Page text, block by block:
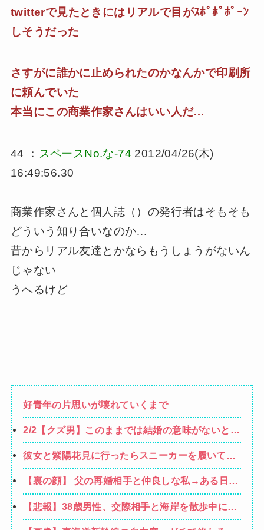
twitterで見たときにはリアルで目がｽﾎﾟﾎﾟﾎﾟｰﾝ
しそうだった
さすがに誰かに止められたのかなんかで印刷所
に頼んでいた
本当にこの商業作家さんはいい人だ…
44 ： スペースNo.な-74 2012/04/26(木)
16:49:56.30
商業作家さんと個人誌（）の発行者はそもそも
どういう知り合いなのか…
昔からリアル友達とかならもうしょうがないん
じゃない
うへるけど
好青年の片思いが壊れていくまで
2/2【クズ男】このままでは結婚の意味がないと言
われ離婚の危機。同居は嫌だ仕事も嫌だってあま
りにも我儘すぎないか？嫁の方が収入多いんだか
ら俺の代わりにバイクの借金返してくれ→
彼女と紫陽花見に行ったらスニーカーを履いてき
てた。普通かわいいぺたんこ靴とかじゃないの？
コーヒーや手作り菓子も持ってこないしさぁ…
【裏の顔】 父の再婚相手と仲良しな私→ある日、
私の帰宅に気付かない再婚相手「血繋がってない
のに大学費用出さなきゃいけないの腹立つわ…姑
だったら先に亡くなるのに笑」私「…」
【悲報】38歳男性、交際相手と海岸を散歩中に波
にさらわれ死亡